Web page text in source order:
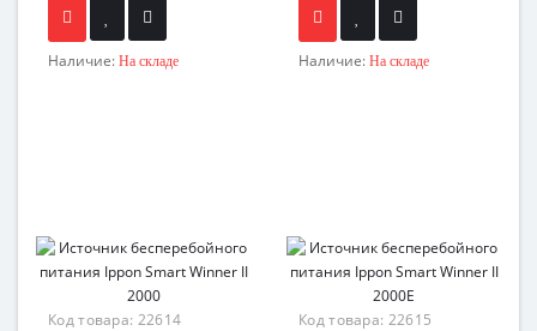
Наличие: На складе Наличие: На складе
Код товара: 22614 Код товара: 22615